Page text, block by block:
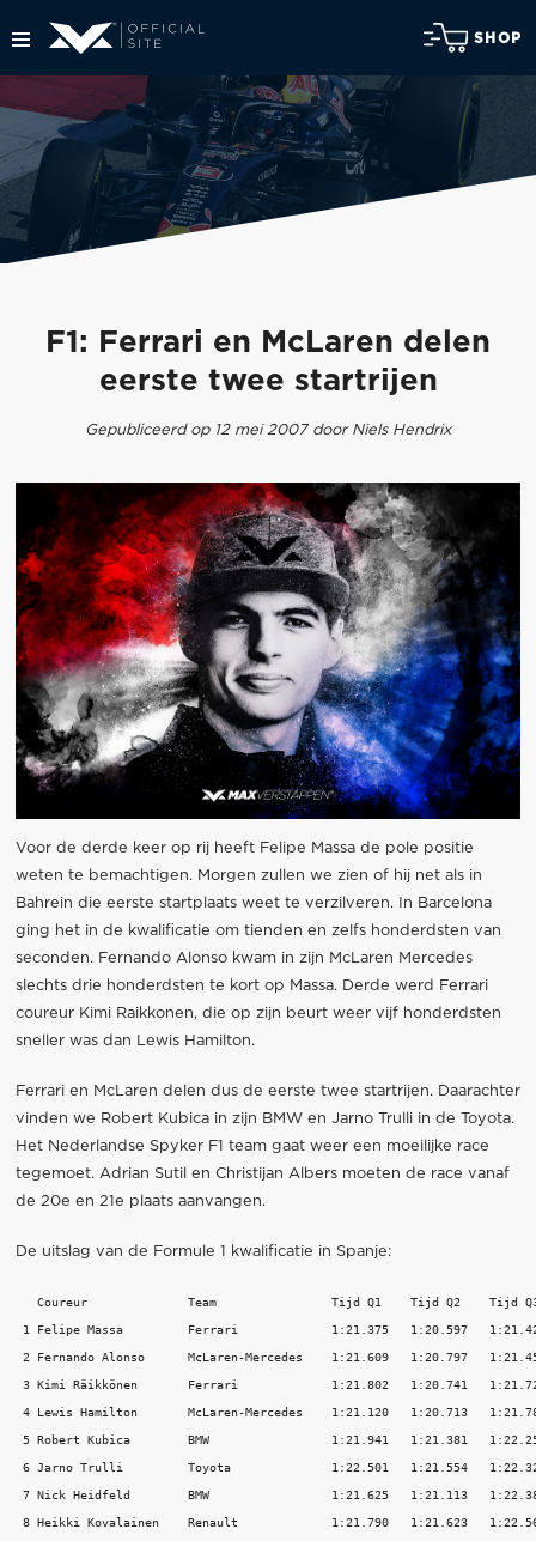
SHOP
F1: Ferrari en McLaren delen
eerste twee startrijen
Gepubliceerd op 12 mei 2007 door Niels Hendrix
Voor de derde keer op rij heeft Felipe Massa de pole positie
weten te bemachtigen. Morgen zullen we zien of hij net als in
Bahrein die eerste startplaats weet te verzilveren. In Barcelona
ging het in de kwalificatie om tienden en zelfs honderdsten van
seconden. Fernando Alonso kwam in zijn McLaren Mercedes
slechts drie honderdsten te kort op Massa. Derde werd Ferrari
coureur Kimi Raikkonen, die op zijn beurt weer vijf honderdsten
sneller was dan Lewis Hamilton.
Ferrari en McLaren delen dus de eerste twee startrijen. Daarachter
vinden we Robert Kubica in zijn BMW en Jarno Trulli in de Toyota.
Het Nederlandse Spyker F1 team gaat weer een moeilijke race
tegemoet. Adrian Sutil en Christijan Albers moeten de race vanaf
de 20e en 21e plaats aanvangen.
De uitslag van de Formule 1 kwalificatie in Spanje:
Coureur              Team                Tijd Q1    Tijd Q2    Tijd
1 Felipe Massa         Ferrari             1:21.375   1:20.597
2 Fernando Alonso      McLaren-Mercedes    1:21.609   1:20.797
3 Kimi Räikkönen       Ferrari             1:21.802   1:20.741
4 Lewis Hamilton       McLaren-Mercedes    1:21.120   1:20.713
5 Robert Kubica        BMW                 1:21.941   1:21.381
6 Jarno Trulli         Toyota              1:22.501   1:21.554
7 Nick Heidfeld        BMW                 1:21.625   1:21.113
8 Heikki Kovalainen    Renault             1:21.790   1:21.623